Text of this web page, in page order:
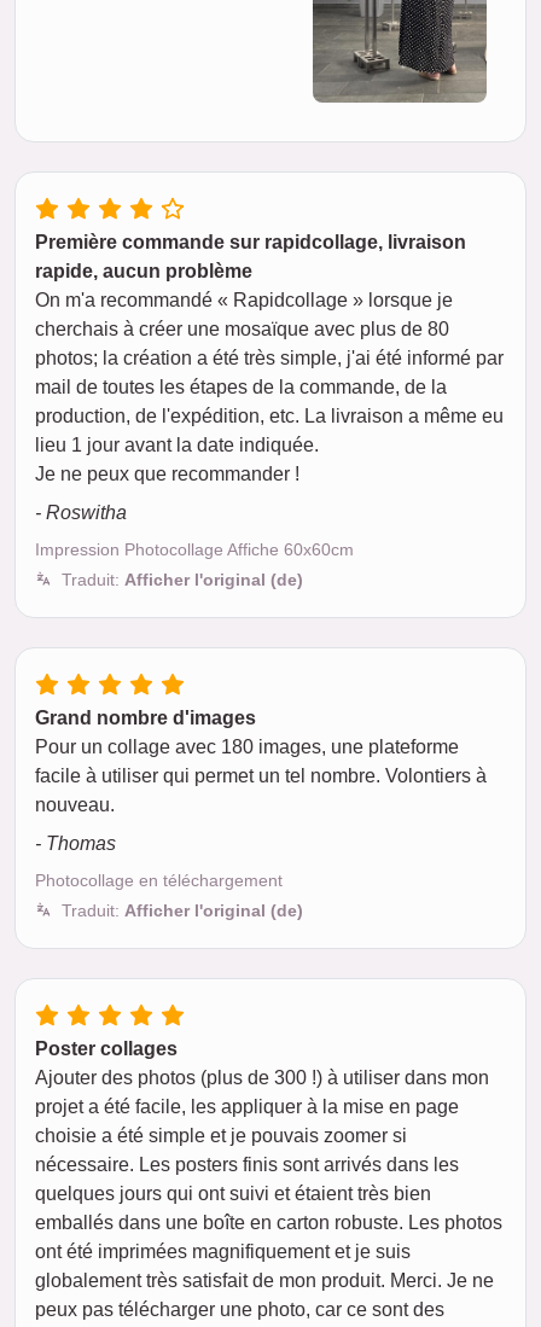
Première commande sur rapidcollage, livraison
rapide, aucun problème
On m'a recommandé « Rapidcollage » lorsque je
cherchais à créer une mosaïque avec plus de 80
photos; la création a été très simple, j'ai été informé par
mail de toutes les étapes de la commande, de la
production, de l'expédition, etc. La livraison a même eu
lieu 1 jour avant la date indiquée.
Je ne peux que recommander !
- Roswitha
Impression Photocollage Affiche 60x60cm
Traduit: Afficher l'original (de)
Grand nombre d'images
Pour un collage avec 180 images, une plateforme
facile à utiliser qui permet un tel nombre. Volontiers à
nouveau.
- Thomas
Photocollage en téléchargement
Traduit: Afficher l'original (de)
Poster collages
Ajouter des photos (plus de 300 !) à utiliser dans mon
projet a été facile, les appliquer à la mise en page
choisie a été simple et je pouvais zoomer si
nécessaire. Les posters finis sont arrivés dans les
quelques jours qui ont suivi et étaient très bien
emballés dans une boîte en carton robuste. Les photos
ont été imprimées magnifiquement et je suis
globalement très satisfait de mon produit. Merci. Je ne
peux pas télécharger une photo, car ce sont des